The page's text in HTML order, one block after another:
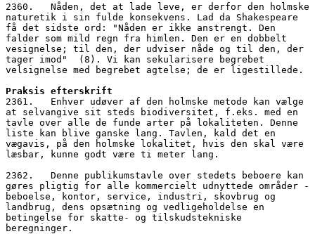
2360.   Nåden, det at lade leve, er derfor den holmske
naturetik i sin fulde konsekvens. Lad da Shakespeare
få det sidste ord: "Nåden er ikke anstrengt. Den
falder som mild regn fra himlen. Den er en dobbelt
vesignelse; til den, der udviser nåde og til den, der
tager imod"  (8). Vi kan sekularisere begrebet
velsignelse med begrebet agtelse; de er ligestillede.
Praksis efterskrift
2361.   Enhver udøver af den holmske metode kan vælge
at selvangive sit steds biodiversitet, f.eks. med en
tavle over alle de funde arter på lokaliteten. Denne
liste kan blive ganske lang. Tavlen, kald det en
vægavis, på den holmske lokalitet, hvis den skal være
læsbar, kunne godt være ti meter lang.
2362.   Denne publikumstavle over stedets beboere kan
gøres pligtig for alle kommercielt udnyttede områder -
beboelse, kontor, service, industri, skovbrug og
landbrug, dens opsætning og vedligeholdelse en
betingelse for skatte- og tilskudstekniske
beregninger.